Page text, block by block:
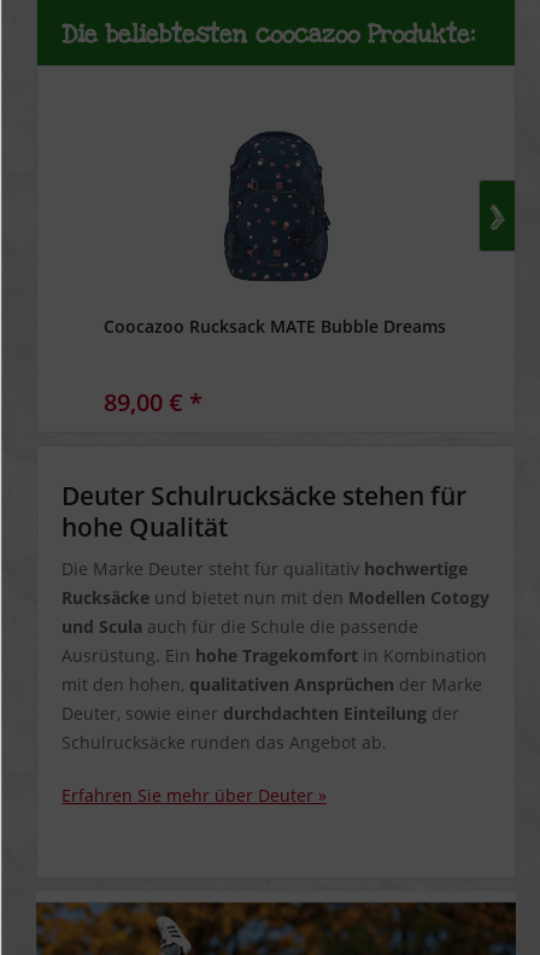
Die beliebtesten coocazoo Produkte:
Coocazoo Rucksack MATE Bubble Dreams
89,00 € *
Deuter Schulrucksäcke stehen für
hohe Qualität
Die Marke Deuter steht für qualitativ hochwertige
Rucksäcke und bietet nun mit den Modellen Cotogy
und Scula auch für die Schule die passende
Ausrüstung. Ein hohe Tragekomfort in Kombination
mit den hohen, qualitativen Ansprüchen der Marke
Deuter, sowie einer durchdachten Einteilung der
Schulrucksäcke runden das Angebot ab.
Erfahren Sie mehr über Deuter »